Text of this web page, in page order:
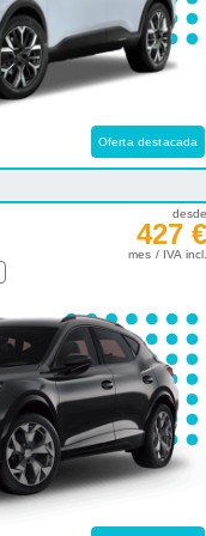
Oferta destacada
427
mes / IVA